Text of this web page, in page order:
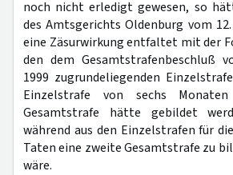
noch nicht erledigt gewesen, so
des Amtsgerichts Oldenburg vom
eine Zäsurwirkung entfaltet mit der
den dem Gesamtstrafenbeschluß
1999 zugrundeliegenden
Einzelstrafe von sechs
Gesamtstrafe hätte gebildet
während aus den Einzelstrafen für
Taten eine zweite Gesamtstrafe zu
wäre.